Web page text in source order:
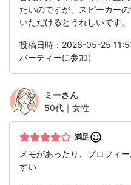
たいのですが、スピーカー
いただけるとうれしいです。
投稿日時：2026-05-25
パーティーに参加）
ミーさん
50代｜女性
満足
メモがあったり、プロフィ
すい